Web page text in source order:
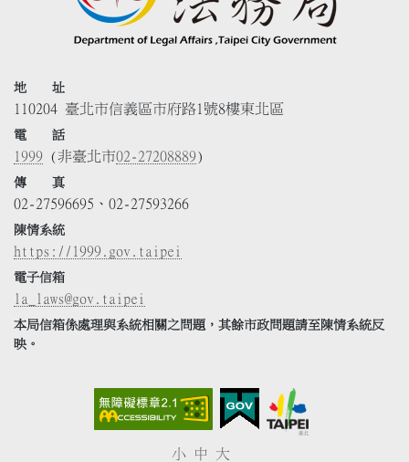
地 址
110204 臺北市信義區市府路1號8樓東北區
電 話
1999 (非臺北市02-27208889)
傳 真
02-27596695、02-27593266
陳情系統
https://1999.gov.taipei
電子信箱
la_laws@gov.taipei
本局信箱係處理與系統相關之問題，其餘市政問題請至陳情系統反
映。
小 中 大